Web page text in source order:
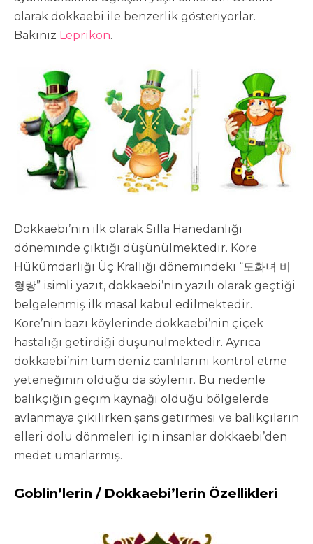
olarak dokkaebi ile benzerlik gösteriyorlar.
Bakınız Leprikon.
Dokkaebi’nin ilk olarak Silla Hanedanlığı
döneminde çıktığı düşünülmektedir. Kore
Hükümdarlığı Üç Krallığı dönemindeki “도화녀 비
형랑” isimli yazıt, dokkaebi’nin yazılı olarak geçtiği
belgelenmiş ilk masal kabul edilmektedir.
Kore’nin bazı köylerinde dokkaebi’nin çiçek
hastalığı getirdiği düşünülmektedir. Ayrıca
dokkaebi’nin tüm deniz canlılarını kontrol etme
yeteneğinin olduğu da söylenir. Bu nedenle
balıkçığın geçim kaynağı olduğu bölgelerde
avlanmaya çıkılırken şans getirmesi ve balıkçıların
elleri dolu dönmeleri için insanlar dokkaebi’den
medet umarlarmış.
Goblin’lerin / Dokkaebi’lerin Özellikleri